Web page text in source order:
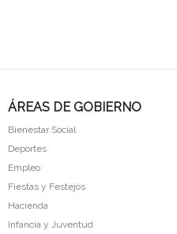
ÁREAS DE GOBIERNO
Bienestar Social
Deportes
Empleo
Fiestas y Festejos
Hacienda
Infancia y Juventud